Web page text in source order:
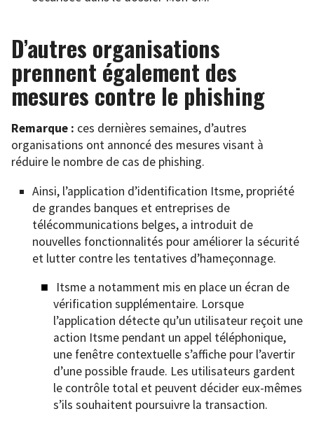
D’autres organisations
prennent également des
mesures contre le phishing
Remarque : ces dernières semaines, d’autres
organisations ont annoncé des mesures visant à
réduire le nombre de cas de phishing.
Ainsi, l’application d’identification Itsme, propriété
de grandes banques et entreprises de
télécommunications belges, a introduit de
nouvelles fonctionnalités pour améliorer la sécurité
et lutter contre les tentatives d’hameçonnage.
Itsme a notamment mis en place un écran de
vérification supplémentaire. Lorsque
l’application détecte qu’un utilisateur reçoit une
action Itsme pendant un appel téléphonique,
une fenêtre contextuelle s’affiche pour l’avertir
d’une possible fraude. Les utilisateurs gardent
le contrôle total et peuvent décider eux-mêmes
s’ils souhaitent poursuivre la transaction.